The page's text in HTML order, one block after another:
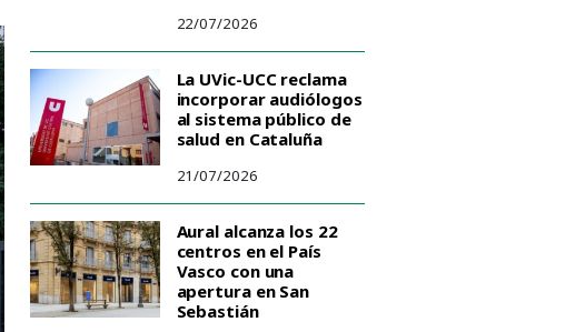
22/07/2026
La UVic-UCC reclama
incorporar audiólogos
al sistema público de
salud en Cataluña
21/07/2026
Aural alcanza los 22
centros en el País
Vasco con una
apertura en San
Sebastián